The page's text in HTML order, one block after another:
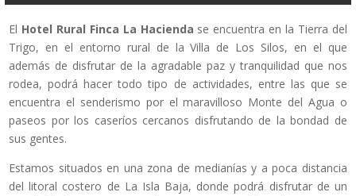
El Hotel Rural Finca La Hacienda se encuentra en la Tierra del
Trigo, en el entorno rural de la Villa de Los Silos, en el que
además de disfrutar de la agradable paz y tranquilidad que nos
rodea, podrá hacer todo tipo de actividades, entre las que se
encuentra el senderismo por el maravilloso Monte del Agua o
paseos por los caseríos cercanos disfrutando de la bondad de
sus gentes.
Estamos situados en una zona de medianías y a poca distancia
del litoral costero de La Isla Baja, donde podrá disfrutar de un